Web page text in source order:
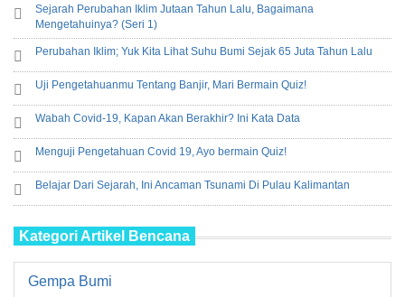
Sejarah Perubahan Iklim Jutaan Tahun Lalu, Bagaimana
Mengetahuinya? (Seri 1)
Perubahan Iklim; Yuk Kita Lihat Suhu Bumi Sejak 65 Juta Tahun Lalu
Uji Pengetahuanmu Tentang Banjir, Mari Bermain Quiz!
Wabah Covid-19, Kapan Akan Berakhir? Ini Kata Data
Menguji Pengetahuan Covid 19, Ayo bermain Quiz!
Belajar Dari Sejarah, Ini Ancaman Tsunami Di Pulau Kalimantan
Kategori Artikel Bencana
Gempa Bumi